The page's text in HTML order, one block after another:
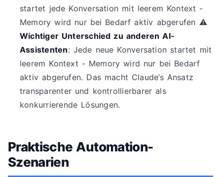
startet jede Konversation mit leerem Kontext -
Memory wird nur bei Bedarf aktiv abgerufen ⚠️
Wichtiger Unterschied zu anderen AI-
Assistenten: Jede neue Konversation startet mit
leerem Kontext - Memory wird nur bei Bedarf
aktiv abgerufen. Das macht Claude’s Ansatz
transparenter und kontrollierbarer als
konkurrierende Lösungen.
Praktische Automation-
Szenarien